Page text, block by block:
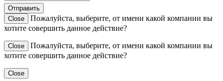
Отправить
Close
Пожалуйста, выберите, от имени какой компании вы
хотите совершить данное действие?
Close
Пожалуйста, выберите, от имени какой компании вы
хотите совершить данное действие?
Close